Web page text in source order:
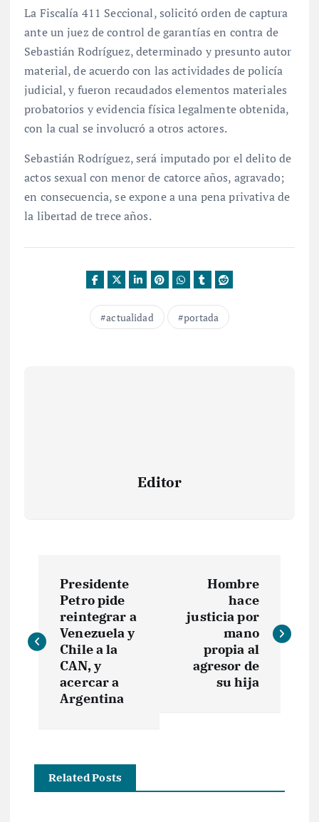
La Fiscalía 411 Seccional, solicitó orden de captura
ante un juez de control de garantías en contra de
Sebastián Rodríguez, determinado y presunto autor
material, de acuerdo con las actividades de policía
judicial, y fueron recaudados elementos materiales
probatorios y evidencia física legalmente obtenida,
con la cual se involucró a otros actores.
Sebastián Rodríguez, será imputado por el delito de
actos sexual con menor de catorce años, agravado;
en consecuencia, se expone a una pena privativa de
la libertad de trece años.
actualidad portada
Editor
v
Presidente
Petro pide
reintegrar a
Venezuela y
Chile a la
CAN, y
acercar a
Argentina
Hombre
hace
justicia por
mano
propia al
agresor de
su hija
Related Posts